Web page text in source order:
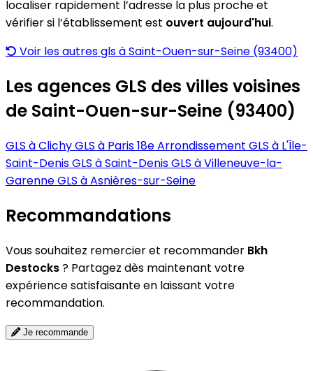
localiser rapidement l’adresse la plus proche et
vérifier si l’établissement est ouvert aujourd'hui.
Voir les autres gls à Saint-Ouen-sur-Seine (93400)
Les agences GLS des villes voisines
de Saint-Ouen-sur-Seine (93400)
GLS à ClichyGLS à Paris 18e Arrondissement GLS à L'Île-
Saint-DenisGLS à Saint-DenisGLS à Villeneuve-la-
GarenneGLS à Asnières-sur-Seine
Recommandations
Vous souhaitez remercier et recommander Bkh
Destocks? Partagez dès maintenant votre
expérience satisfaisante en laissant votre
recommandation.
Je recommande